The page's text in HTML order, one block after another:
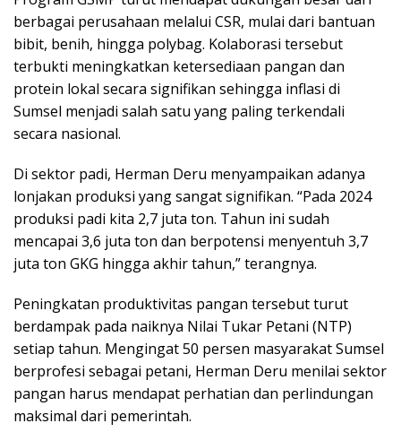
berbagai perusahaan melalui CSR, mulai dari bantuan
bibit, benih, hingga polybag. Kolaborasi tersebut
terbukti meningkatkan ketersediaan pangan dan
protein lokal secara signifikan sehingga inflasi di
Sumsel menjadi salah satu yang paling terkendali
secara nasional.
Di sektor padi, Herman Deru menyampaikan adanya
lonjakan produksi yang sangat signifikan. “Pada 2024
produksi padi kita 2,7 juta ton. Tahun ini sudah
mencapai 3,6 juta ton dan berpotensi menyentuh 3,7
juta ton GKG hingga akhir tahun,” terangnya.
Peningkatan produktivitas pangan tersebut turut
berdampak pada naiknya Nilai Tukar Petani (NTP)
setiap tahun. Mengingat 50 persen masyarakat Sumsel
berprofesi sebagai petani, Herman Deru menilai sektor
pangan harus mendapat perhatian dan perlindungan
maksimal dari pemerintah.